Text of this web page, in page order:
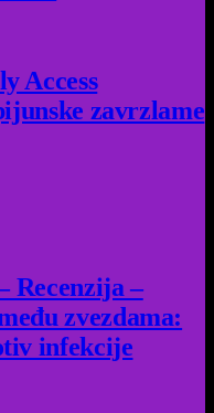
Access
zavrzlame
Recenzija –
zvezdama:
infekcije